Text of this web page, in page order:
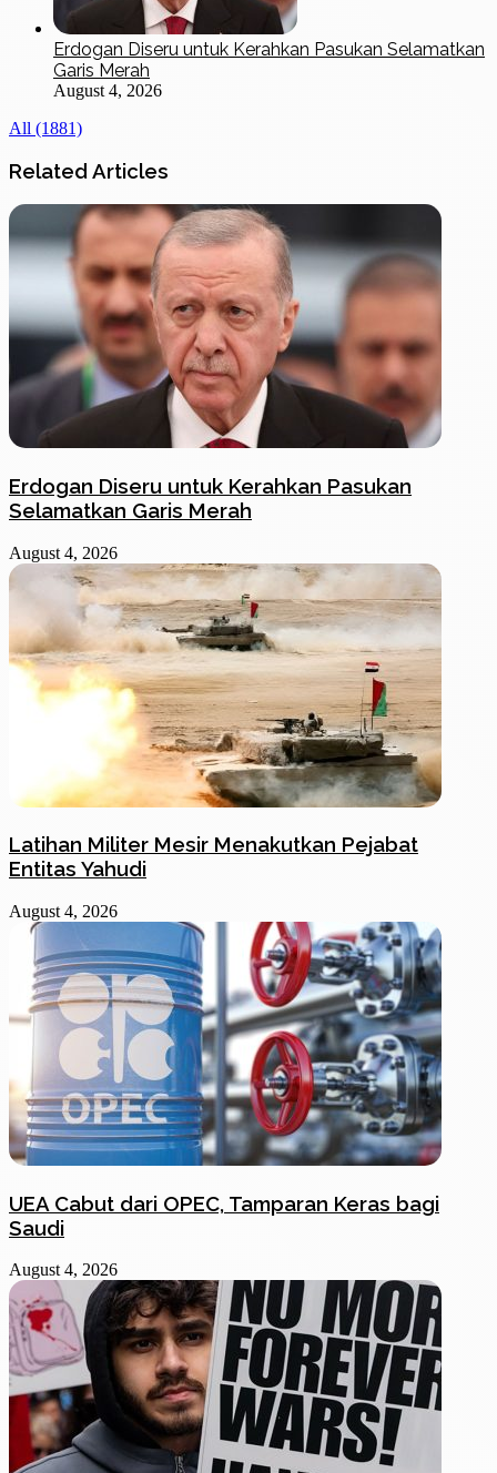
Erdogan Diseru untuk Kerahkan Pasukan Selamatkan
Garis Merah
August 4, 2026
All (1881)
Related Articles
Erdogan Diseru untuk Kerahkan Pasukan
Selamatkan Garis Merah
August 4, 2026
Latihan Militer Mesir Menakutkan Pejabat
Entitas Yahudi
August 4, 2026
UEA Cabut dari OPEC, Tamparan Keras bagi
Saudi
August 4, 2026